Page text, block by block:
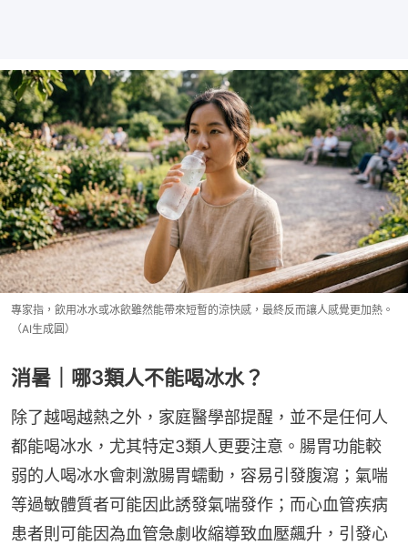
專家指，飲用冰水或冰飲雖然能帶來短暫的涼快感，最終反而讓人感覺更加熱。
（AI生成圓）
消暑｜哪3類人不能喝冰水？
除了越喝越熱之外，家庭醫學部提醒，並不是任何人
都能喝冰水，尤其特定3類人更要注意。腸胃功能較
弱的人喝冰水會刺激腸胃蠕動，容易引發腹瀉；氣喘
等過敏體質者可能因此誘發氣喘發作；而心血管疾病
患者則可能因為血管急劇收縮導致血壓飆升，引發心